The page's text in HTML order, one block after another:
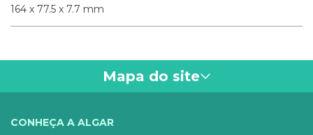
164 x 77.5 x 7.7 mm
Mapa do site
CONHEÇA A ALGAR